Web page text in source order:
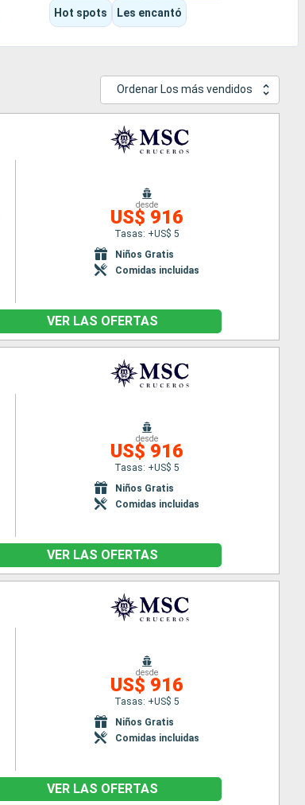
Hot spots Les encantó
Ordenar Los más vendidos
desde
US$ 916
Tasas: +US$ 5
Niños Gratis
Comidas incluidas
VER LAS OFERTAS
desde
US$ 916
Tasas: +US$ 5
Niños Gratis
Comidas incluidas
VER LAS OFERTAS
desde
US$ 916
Tasas: +US$ 5
Niños Gratis
Comidas incluidas
VER LAS OFERTAS